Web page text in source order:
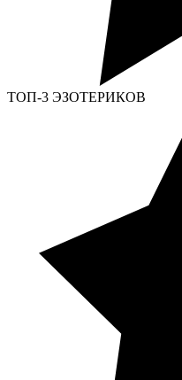
ТОП-3 ЭЗОТЕРИКОВ